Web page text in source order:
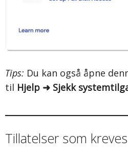
Tips: Du kan også åpne
til Hjelp ➜ Sjekk
Tillatelser som kreves